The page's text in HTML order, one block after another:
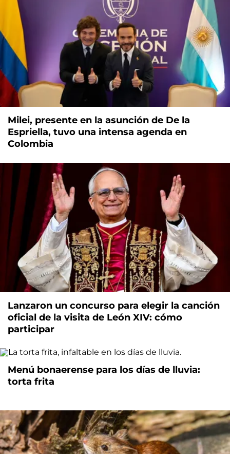
Milei, presente en la asunción de De la
Espriella, tuvo una intensa agenda en
Colombia
Lanzaron un concurso para elegir la canción
oficial de la visita de León XIV: cómo
participar
Menú bonaerense para los días de lluvia:
torta frita